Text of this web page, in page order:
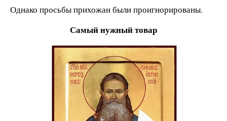
Однако просьбы прихожан были проигнорированы.
Самый нужный товар